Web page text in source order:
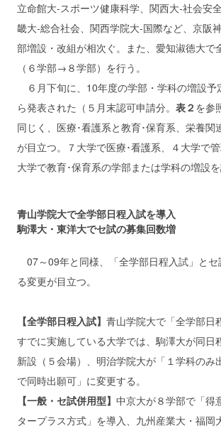
立命館大‐スポーツ健康科学、関西大‐社会安
畿大‐総合社会、関西学院大‐国際など、京阪
部増設・改組が相次ぐ。また、愛知淑徳大で
（６学部→８学部）を行う。
６月下旬に、10年度の学部・学科の増設予
ら発表された（５月末認可申請分。 表２ を参
同じく、医療･看護系と教育･保育系、栄養関
が目立つ。７大学で医療･看護系、４大学で
大学で教育･保育系の学部または学科の増設を
青山学院大で全学部日程入試を導入
駒澤大・東洋大でセ試の募集回数増
07～09年と同様、「全学部日程入試」とセ
る変更が目立つ。
【全学部日程入試】 青山学院大で「全学部日
すでに実施している大学では、駒澤大が同日
新設（５会場）、明治学院大が「１学科の
で同時出願可」に変更する。
【一般・セ試併用型】 中京大が８学部で「得
タープラス方式」を導入、九州産業大・福岡